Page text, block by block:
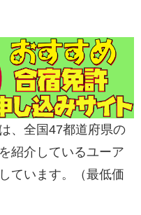
、全国47都道府県の
紹介しているユーア
ています。（最低価